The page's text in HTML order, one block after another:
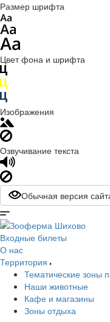
Размер шрифта
Цвет фона и шрифта
Изображения
Озвучивание текста
Обычная версия
Входные билеты
О нас
Территория
Тематические зоны
Наши животные
Кафе и магазины
Зоны отдыха